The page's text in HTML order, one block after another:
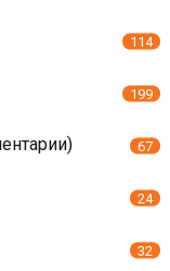
114
199
67
24
32